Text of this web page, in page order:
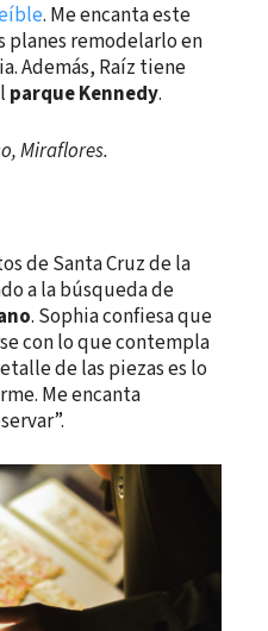
. Me encanta este
planes remodelarlo en
Además, Raíz tiene
parque Kennedy.
Miraflores.
de Santa Cruz de la
a la búsqueda de
. Sophia confiesa que
con lo que contempla
de las piezas es lo
Me encanta